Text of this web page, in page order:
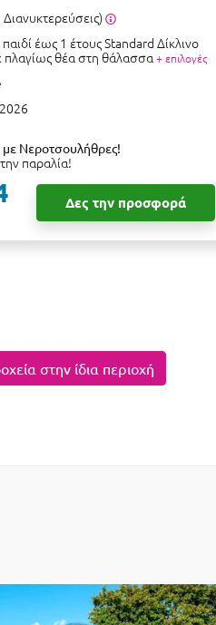
έως 1 έτουςStandard Δίκλινο
πλαγίως θέα στη θάλασσα + επιλογές
με Νεροτσουλήθρες!
παραλία!
Δες την προσφορά
στην ίδια περιοχή